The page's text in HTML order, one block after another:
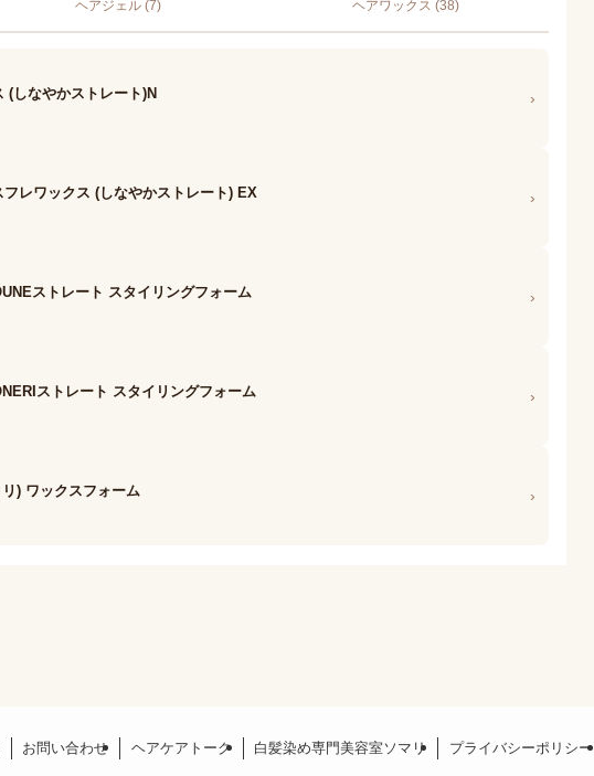
ヘアジェル (7) ヘアワックス (38)
(しなやかストレート)N ›
レワックス (しなやかストレート) EX ›
ストレート スタイリングフォーム ›
ストレート スタイリングフォーム ›
) ワックスフォーム ›
お問い合わせ ヘアケアトーク 白髪染め専門美容室ソマリ プライバシーポリシー